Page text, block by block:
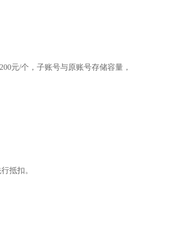
元/个，子账号与原账号存储容量，
抵扣。